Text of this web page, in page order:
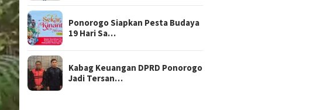
Ponorogo Siapkan Pesta Budaya
19 Hari Sa…
Kabag Keuangan DPRD Ponorogo
Jadi Tersan…